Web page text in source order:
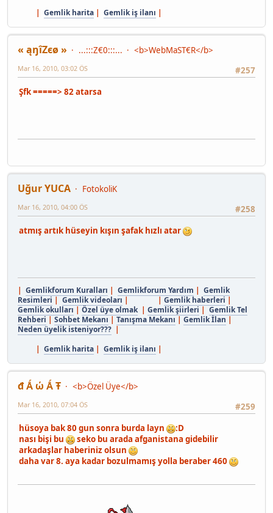
Gemlik harita Gemlik iş ilanı
« ąŋîZєø » ...:::Z€0:::...
<b>WebMaST€R</b>
#257
Mar 16, 2010, 03:02 ÖS
Şfk =====> 82 atarsa
Uğur YUCA
FotokoliK
#258
Mar 16, 2010, 04:00 ÖS
atmış artık hüseyin kışın şafak hızlı atar
Gemlikforum Kuralları Gemlikforum Yardım
Gemlik
Resimleri
Gemlik videoları Gemlik haberleri
Gemlik okulları
Özel üye olmak| Gemlik şiirleri
Gemlik Tel
Rehberi
Sohbet Mekanı Tanışma Mekanı Gemlik İlan
Neden üyelik isteniyor???
Gemlik harita Gemlik iş ilanı
đ Ǻ ώ Ǻ Ŧ
<b>Özel Üye</b>
#259
Mar 16, 2010, 07:04 ÖS
hüsoya bak 80 gun sonra burda layn
:D
nası bişi bu
seko bu arada afganistana gidebilir
arkadaşlar haberiniz olsun
daha var 8. aya kadar bozulmamış yolla beraber 460